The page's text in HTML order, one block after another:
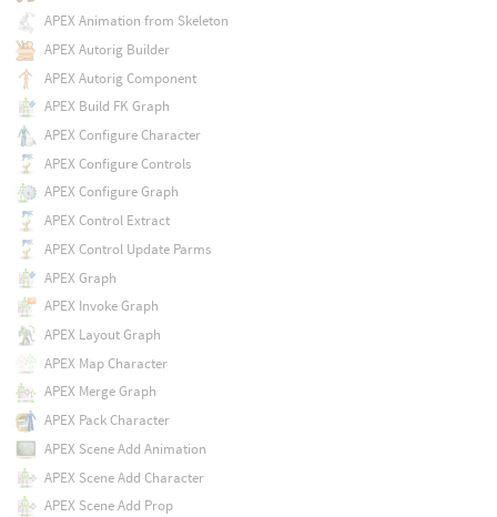
APEX Animation from Skeleton
APEX Autorig Builder
APEX Autorig Component
APEX Build FK Graph
APEX Configure Character
APEX Configure Controls
APEX Configure Graph
APEX Control Extract
APEX Control Update Parms
APEX Graph
APEX Invoke Graph
APEX Layout Graph
APEX Map Character
APEX Merge Graph
APEX Pack Character
APEX Scene Add Animation
APEX Scene Add Character
APEX Scene Add Prop